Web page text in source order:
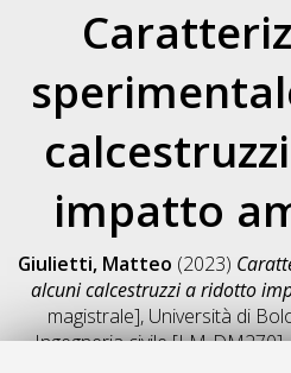
impatto
Giulietti, Matteo (2023)
alcuni calcestruzzi a ridotto
magistrale], Università di
Ingegneria civile [LM-DM270]